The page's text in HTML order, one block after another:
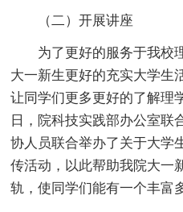
（二）开展讲座
为了更好的服务于我校
大一新生更好的充实大学生
让同学们更多更好的了解理
日，院科技实践部办公室联
协人员联合举办了关于大学
传活动，以此帮助我院大一
轨，使同学们能有一个丰富